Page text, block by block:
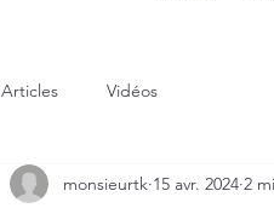
Articles Vidéos
monsieurtk 15 avr. 2024 2